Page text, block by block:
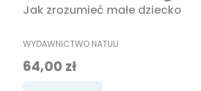
Jak zrozumieć małe dziecko
PRODUCENT
WYDAWNICTWO NATULI
Cena
64,00 zł